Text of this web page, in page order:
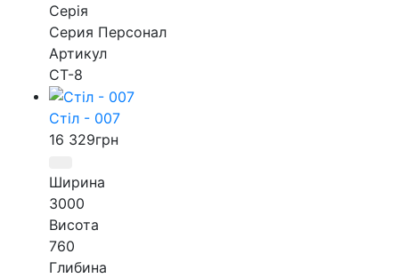
Серія
Серия Персонал
Артикул
СТ-8
Стіл - 007
16 329грн
Ширина
3000
Висота
760
Глибина